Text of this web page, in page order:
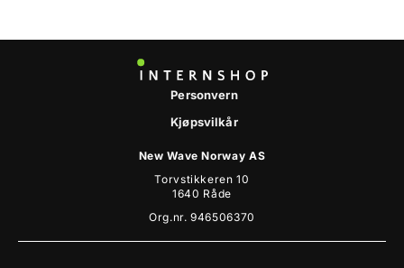
Personvern
Kjøpsvilkår
New Wave Norway AS
Torvstikkeren 10
1640 Råde
Org.nr. 946506370